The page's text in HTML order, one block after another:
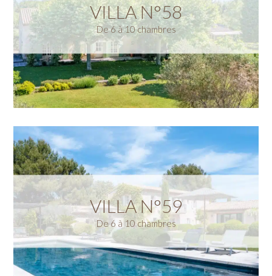
VILLA N°58
De 6 à 10 chambres
VILLA N°59
De 6 à 10 chambres